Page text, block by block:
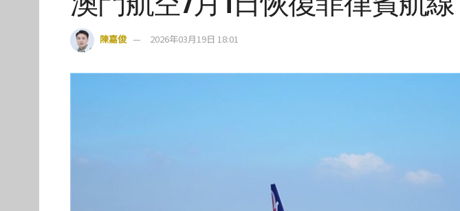
陳嘉俊 2026年03月19日 18:01